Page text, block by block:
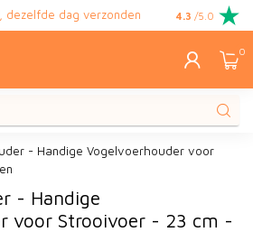
dezelfde dag verzonden Gratis
4.3 /5.0
0
- Handige Vogelvoerhouder voor
- Handige
voor Strooivoer - 23 cm -